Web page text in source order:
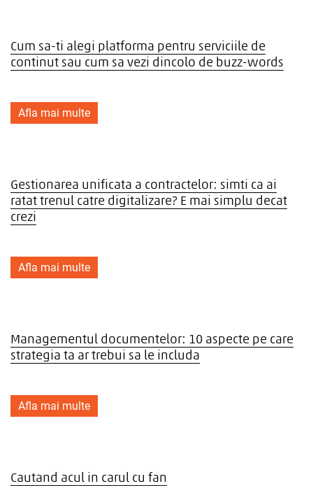
Cum sa-ti alegi platforma pentru serviciile de
continut sau cum sa vezi dincolo de buzz-words
Afla mai multe
Gestionarea unificata a contractelor: simti ca ai
ratat trenul catre digitalizare? E mai simplu decat
crezi
Afla mai multe
Managementul documentelor: 10 aspecte pe care
strategia ta ar trebui sa le includa
Afla mai multe
Cautand acul in carul cu fan